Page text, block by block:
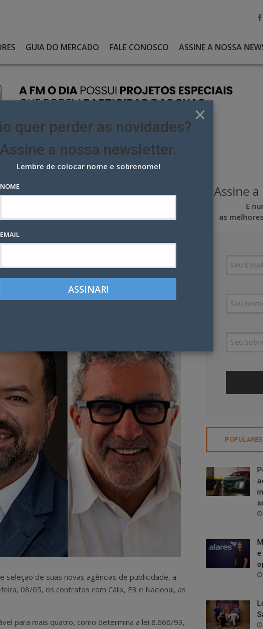
GUIA DO MERCADO FALE CONOSCO ASSINE A NOSSA
AGÊNCIAS: CÁLIX, E3 E NACIONAL
agências: Cálix, E3 e
LinkedIn Pinterest
de suas novas agências de publicidade, a
08/05, os contratos com Cálix, E3 e Nacional, as
para mais quatro, como determina a lei 8.666/93,
Assine a
E
as
POPULARES
×
quer perder as novidades?
Assine a nossa newsletter.
Lembre de colocar nome e sobrenome!
NOME
EMAIL